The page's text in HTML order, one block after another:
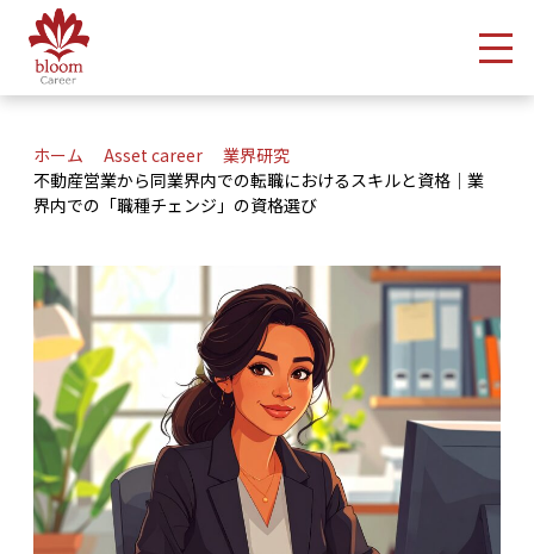
メ
ホーム Asset career
業界研究
不動産営業から同業界内での転職におけるスキルと資格｜業
界内での「職種チェンジ」の資格選び